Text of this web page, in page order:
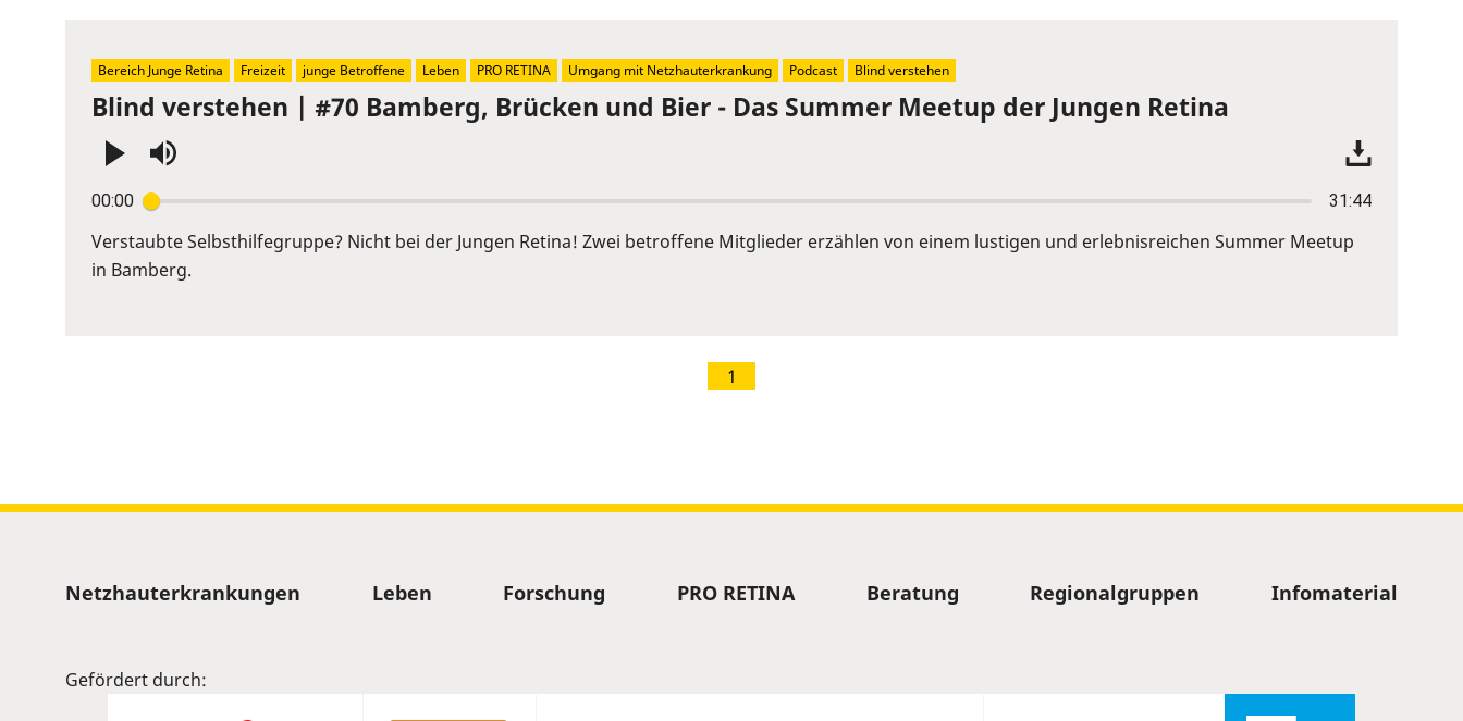
Blind verstehen | #70 Bamberg, Brücken und Bier - Das Summer Meetup der Jungen Retina
00:00 31:44
Enter
or
Space
Verstaubte Selbsthilfegruppe? Nicht bei der Jungen Retina! Zwei betroffene Mitglieder erzählen von einem lustigen und erlebnisreichen Summer Meetup
in Bamberg.
Bereich Junge Retina Freizeit junge Betroffene Leben PRO RETINA Umgang mit Netzhauterkrankung Podcast Blind verstehen
1
Sitemap
Netzhauterkrankungen Leben Forschung PRO RETINA Beratung Regionalgruppen Infomaterial
Gefördert durch: